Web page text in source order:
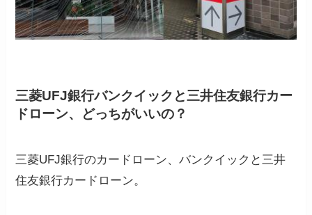
三菱UFJ銀行バンクイックと三井住友銀行カー
ドローン、どっちがいいの？
三菱UFJ銀行のカードローン、バンクイックと三井
住友銀行カードローン。